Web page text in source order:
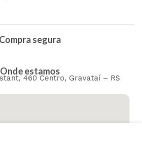
Compra segura
Onde estamos
460 Centro, Gravataí – RS